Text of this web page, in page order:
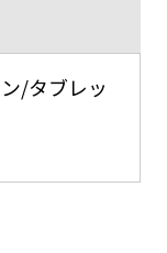
/タブレッ